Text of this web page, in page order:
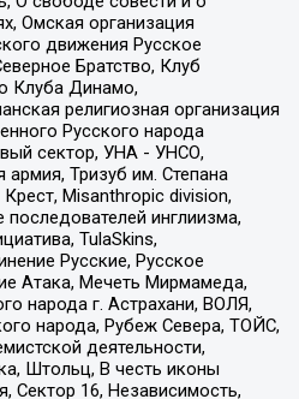
Омская организация
движения Русское
Братство, Клуб
Клуба Динамо,
религиозная организация
Русского народа
сектор, УНА - УНСО,
армия, Тризуб им. Степана
Misanthropic division,
инглиизма,
TulaSkins,
Русские, Русское
Атака, Мечеть Мирмамеда,
народа г. Астрахани, ВОЛЯ,
народа, Рубеж Севера, ТОЙС,
деятельности,
Штольц, В честь иконы
Сектор 16, Независимость,